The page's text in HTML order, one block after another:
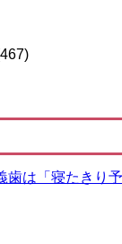
歯は「寝たきり予